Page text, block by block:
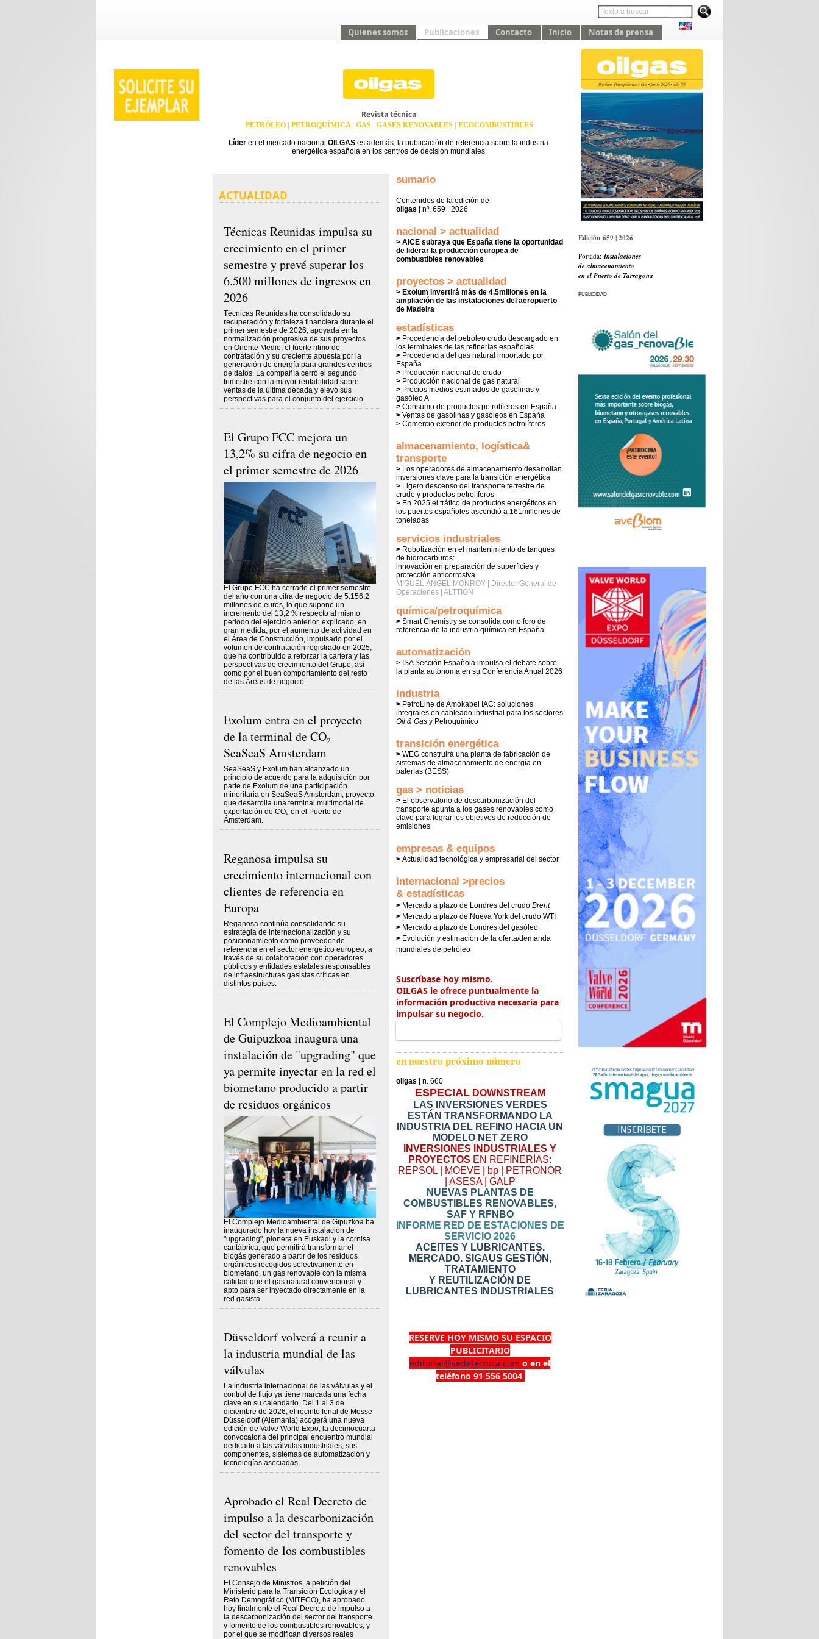
Quienes somos Publicaciones Contacto Inicio Notas de prensa
Revista técnica
PETRÓLEO | PETROQUÍMICA | GAS | GASES RENOVABLES | ECOCOMBUSTIBLES
Líder en el mercado nacional OILGAS es además, la publicación de referencia sobre la industria
energética española en los centros de decisión mundiales
ACTUALIDAD
Técnicas Reunidas impulsa su
crecimiento en el primer
semestre y prevé superar los
6.500 millones de ingresos en
2026
Técnicas Reunidas ha consolidado su
recuperación y fortaleza financiera durante el
primer semestre de 2026, apoyada en la
normalización progresiva de sus proyectos
en Oriente Medio, el fuerte ritmo de
contratación y su creciente apuesta por la
generación de energía para grandes centros
de datos. La compañía cerró el segundo
trimestre con la mayor rentabilidad sobre
ventas de la última década y elevó sus
perspectivas para el conjunto del ejercicio.
El Grupo FCC mejora un
13,2% su cifra de negocio en
el primer semestre de 2026
El Grupo FCC ha cerrado el primer semestre
del año con una cifra de negocio de 5.156,2
millones de euros, lo que supone un
incremento del 13,2 % respecto al mismo
periodo del ejercicio anterior, explicado, en
gran medida, por el aumento de actividad en
el Área de Construcción, impulsado por el
volumen de contratación registrado en 2025,
que ha contribuido a reforzar la cartera y las
perspectivas de crecimiento del Grupo; así
como por el buen comportamiento del resto
de las Áreas de negocio.
Exolum entra en el proyecto
de la terminal de CO₂
SeaSeaS Amsterdam
SeaSeaS y Exolum han alcanzado un
principio de acuerdo para la adquisición por
parte de Exolum de una participación
minoritaria en SeaSeaS Amsterdam, proyecto
que desarrolla una terminal multimodal de
exportación de CO₂ en el Puerto de
Ámsterdam.
Reganosa impulsa su
crecimiento internacional con
clientes de referencia en
Europa
Reganosa continúa consolidando su
estrategia de internacionalización y su
posicionamiento como proveedor de
referencia en el sector energético europeo, a
través de su colaboración con operadores
públicos y entidades estatales responsables
de infraestructuras gasistas críticas en
distintos países.
El Complejo Medioambiental
de Guipuzkoa inaugura una
instalación de "upgrading" que
ya permite inyectar en la red el
biometano producido a partir
de residuos orgánicos
El Complejo Medioambiental de Gipuzkoa ha
inaugurado hoy la nueva instalación de
"upgrading", pionera en Euskadi y la cornisa
cantábrica, que permitirá transformar el
biogás generado a partir de los residuos
orgánicos recogidos selectivamente en
biometano, un gas renovable con la misma
calidad que el gas natural convencional y
apto para ser inyectado directamente en la
red gasista.
Düsseldorf volverá a reunir a
la industria mundial de las
válvulas
La industria internacional de las válvulas y el
control de flujo ya tiene marcada una fecha
clave en su calendario. Del 1 al 3 de
diciembre de 2026, el recinto ferial de Messe
Düsseldorf (Alemania) acogerá una nueva
edición de Valve World Expo, la decimocuarta
convocatoria del principal encuentro mundial
dedicado a las válvulas industriales, sus
componentes, sistemas de automatización y
tecnologías asociadas.
Aprobado el Real Decreto de
impulso a la descarbonización
del sector del transporte y
fomento de los combustibles
renovables
El Consejo de Ministros, a petición del
Ministerio para la Transición Ecológica y el
Reto Demográfico (MITECO), ha aprobado
hoy finalmente el Real Decreto de impulso a
la descarbonización del sector del transporte
y fomento de los combustibles renovables, y
por el que se modifican diversos reales
sumario
Contenidos de la edición de
oilgas | nº. 659 | 2026
nacional > actualidad
> AICE subraya que España tiene la oportunidad
de liderar la producción europea de
combustibles renovables
proyectos > actualidad
> Exolum invertirá más de 4,5millones en la
ampliación de las instalaciones del aeropuerto
de Madeira
estadísticas
>Procedencia del petróleo crudo descargado en
los terminales de las refinerías españolas
>Procedencia del gas natural importado por
España
>Producción nacional de crudo
>Producción nacional de gas natural
>Precios medios estimados de gasolinas y
gasóleo A
>Consumo de productos petrolíferos en España
>Ventas de gasolinas y gasóleos en España
>Comercio exterior de productos petrolíferos
almacenamiento, logística&
transporte
>Los operadores de almacenamiento desarrollan
inversiones clave para la transición energética
>Ligero descenso del transporte terrestre de
crudo y productos petrolíferos
>En 2025 el tráfico de productos energéticos en
los puertos españoles ascendió a 161millones de
toneladas
servicios industriales
>Robotización en el mantenimiento de tanques
de hidrocarburos:
innovación en preparación de superficies y
protección anticorrosiva
MIGUEL ÁNGEL MONROY | Director General de
Operaciones | ALTTION
química/petroquímica
>Smart Chemistry se consolida como foro de
referencia de la industria química en España
automatización
>ISA Sección Española impulsa el debate sobre
la planta autónoma en su Conferencia Anual 2026
industria
> PetroLine de Amokabel IAC: soluciones
integrales en cableado industrial para los sectores
Oil & Gasy Petroquímico
transición energética
> WEG construirá una planta de fabricación de
sistemas de almacenamiento de energía en
baterías (BESS)
gas > noticias
> El observatorio de descarbonización del
transporte apunta a los gases renovables como
clave para lograr los objetivos de reducción de
emisiones
empresas & equipos
>Actualidad tecnológica y empresarial del sector
internacional >precios
& estadísticas
> Mercado a plazo de Londres del crudo Brent
>Mercado a plazo de Nueva York del crudo WTI
>Mercado a plazo de Londres del gasóleo
> Evolución y estimación de la oferta/demanda
mundiales de petróleo
Suscríbasehoy mismo.
OILGAS le ofrece puntualmente la
información productiva necesaria para
impulsar su negocio.
en nuestro próximo número
oilgas | n. 660
ESPECIALDOWNSTREAM
LAS INVERSIONES VERDES
ESTÁN TRANSFORMANDO LA
INDUSTRIA DEL REFINO HACIA UN
MODELO NET ZERO
INVERSIONES INDUSTRIALES Y
PROYECTOS EN REFINERÍAS:
REPSOL | MOEVE | bp | PETRONOR
| ASESA | GALP
NUEVAS PLANTAS DE
COMBUSTIBLES RENOVABLES,
SAF Y RFNBO
INFORME RED DE ESTACIONES DE
SERVICIO 2026
ACEITES Y LUBRICANTES.
MERCADO. SIGAUS GESTIÓN,
TRATAMIENTO
Y REUTILIZACIÓN DE
LUBRICANTES INDUSTRIALES
RESERVE HOY MISMO SU ESPACIO
PUBLICITARIO
editorial@sedetecnica.com o en el
teléfono 91 556 5004
Edición 659 | 2026
Portada: Instalaciones
de almacenamiento
en el Puerto de Tarragona
PUBLICIDAD